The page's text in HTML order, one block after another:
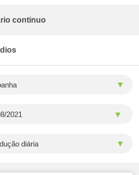
continuo